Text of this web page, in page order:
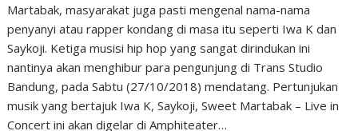
Martabak, masyarakat juga pasti mengenal nama-nama
penyanyi atau rapper kondang di masa itu seperti Iwa K dan
Saykoji. Ketiga musisi hip hop yang sangat dirindukan ini
nantinya akan menghibur para pengunjung di Trans Studio
Bandung, pada Sabtu (27/10/2018) mendatang. Pertunjukan
musik yang bertajuk Iwa K, Saykoji, Sweet Martabak – Live in
Concert ini akan digelar di Amphiteater…